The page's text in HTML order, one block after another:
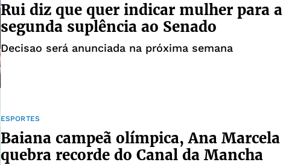
Rui diz que quer indicar mulher para a
segunda suplência ao Senado
Decisao será anunciada na próxima semana
ESPORTES
Baiana campeã olímpica, Ana Marcela
quebra recorde do Canal da Mancha